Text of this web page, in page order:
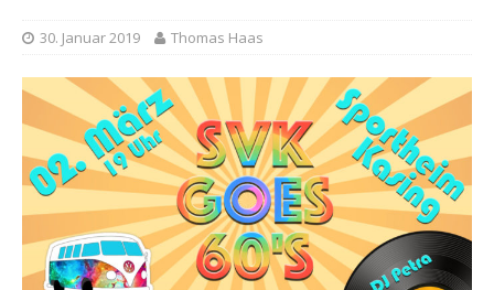
30. Januar 2019 Thomas Haas